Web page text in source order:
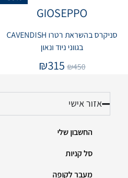
GIOSEPPO
סניקרס בהשראת רטרו CAVENDISH
בגווני ניוד ונאון
₪450
₪315
אזור אישי
החשבון שלי
סל קניות
מעבר לקופה